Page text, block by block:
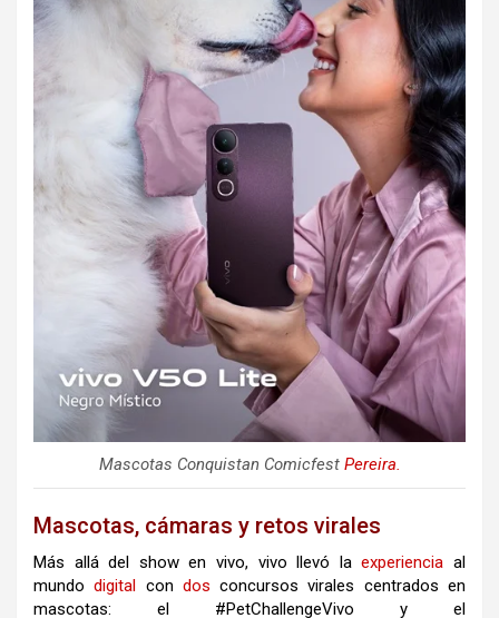
Mascotas Conquistan Comicfest Pereira.
Mascotas, cámaras y retos virales
Más allá del show en vivo, vivo llevó laexperiencia al
mundodigital con dos concursos virales centrados en
mascotas: el #PetChallengeVivo y el